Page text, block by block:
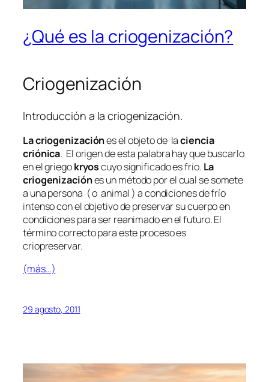
¿Qué es la criogenización?
Criogenización
Introducción a la criogenización.
La criogenizaciónes el objeto de laciencia
criónica. El origen de esta palabra hay que buscarlo
en el griegokryoscuyo significado es frío. La
criogenizaciónes un método por el cual se somete
a una persona ( o animal ) a condiciones de frío
intenso con el objetivo de preservar su cuerpo en
condiciones para ser reanimado en el futuro. El
término correcto para este proceso es
criopreservar.
(más…)
29 agosto, 2011